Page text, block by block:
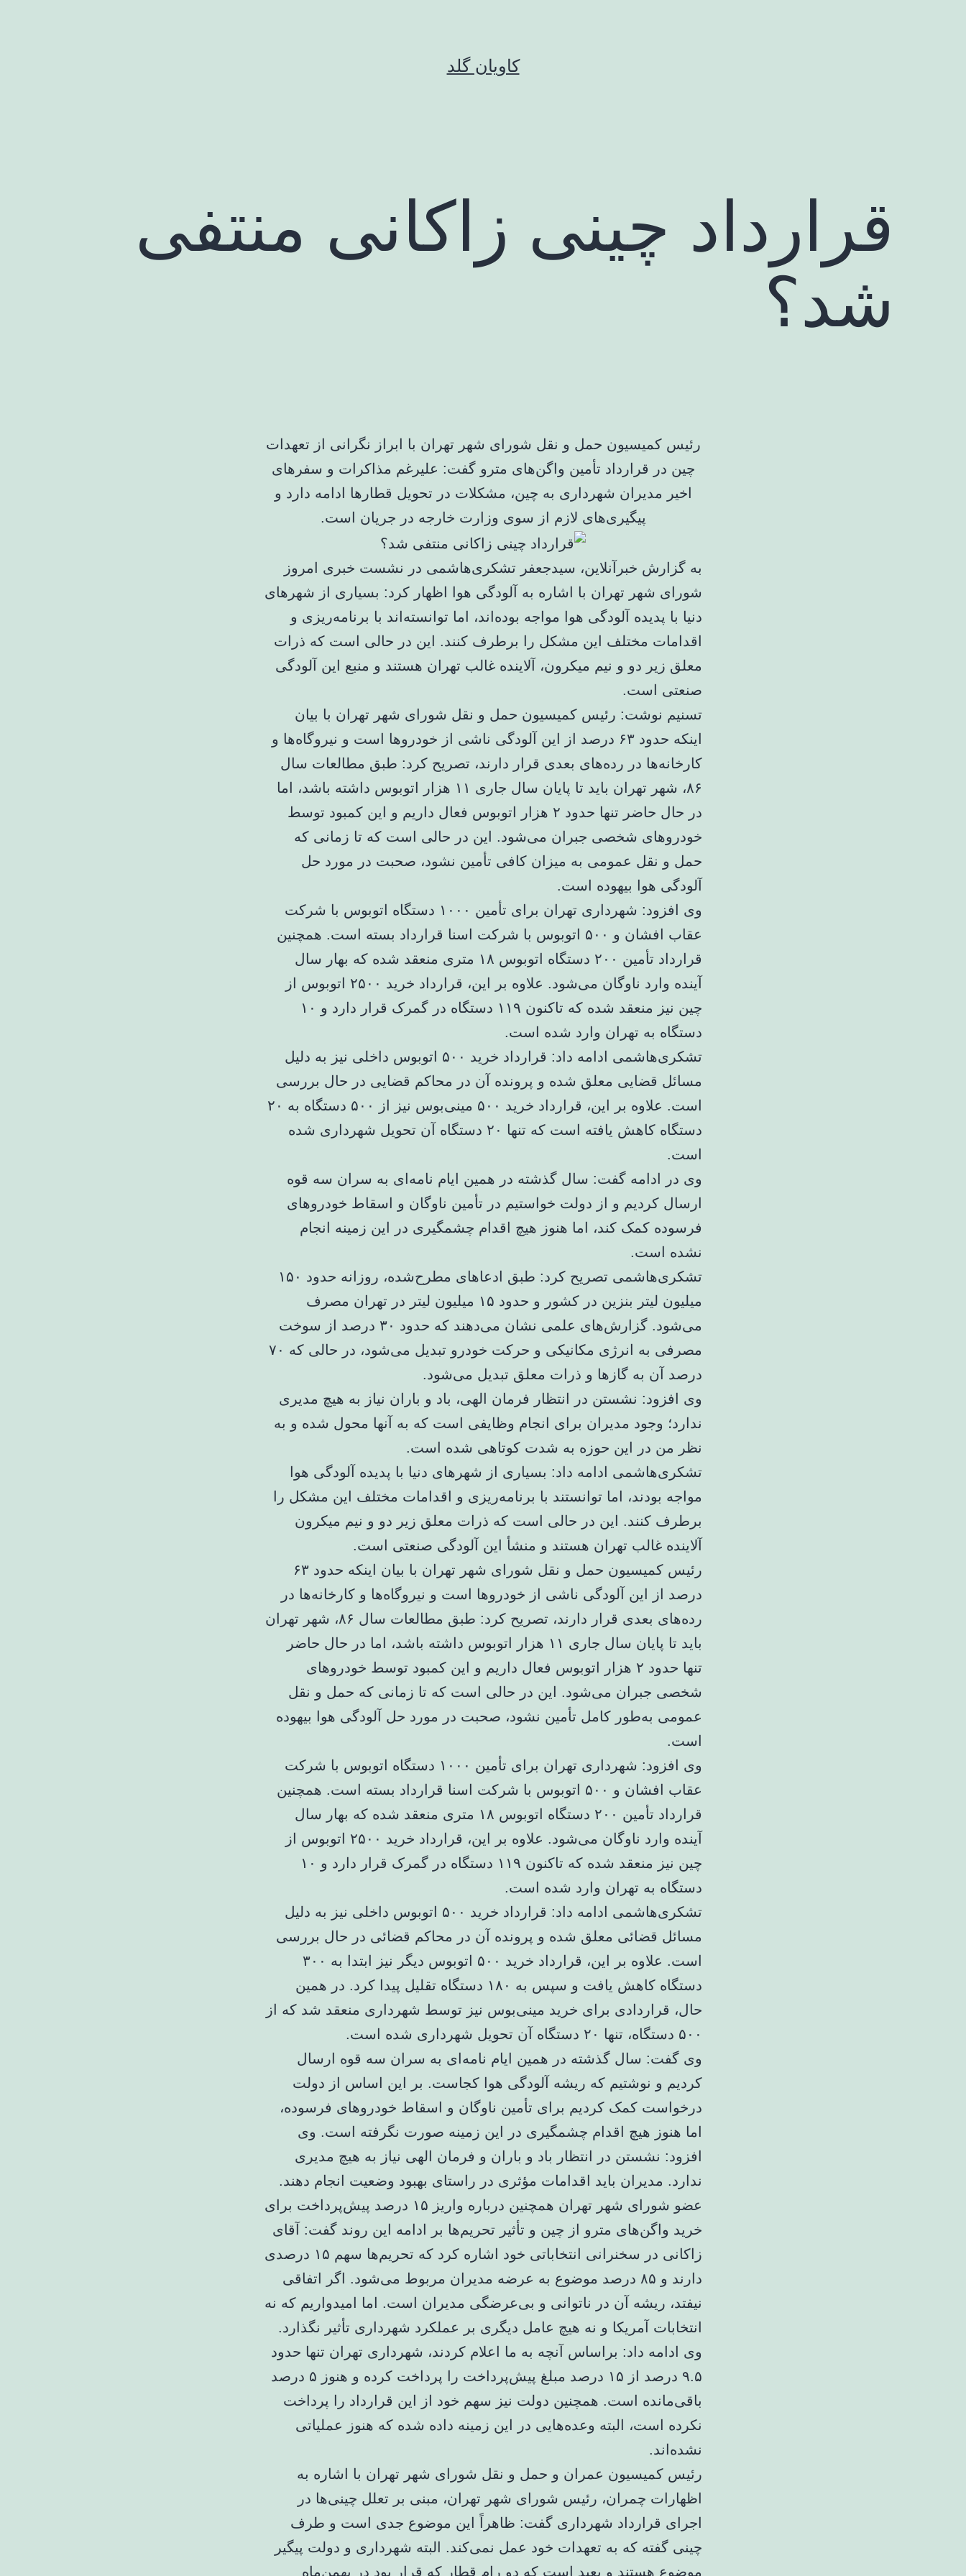
کاویان گلد
قرارداد چینی زاکانی منتفی
شد؟
رئیس کمیسیون حمل و نقل شورای شهر تهران با ابراز نگرانی از تعهدات
چین در قرارداد تأمین واگن‌های مترو گفت: علیرغم مذاکرات و سفرهای
اخیر مدیران شهرداری به چین، مشکلات در تحویل قطارها ادامه دارد و
پیگیری‌های لازم از سوی وزارت خارجه در جریان است.
به گزارش خبرآنلاین، سیدجعفر تشکری‌هاشمی در نشست خبری امروز
شورای شهر تهران با اشاره به آلودگی هوا اظهار کرد: بسیاری از شهرهای
دنیا با پدیده آلودگی هوا مواجه بوده‌اند، اما توانسته‌اند با برنامه‌ریزی و
اقدامات مختلف این مشکل را برطرف کنند. این در حالی است که ذرات
معلق زیر دو و نیم میکرون، آلاینده غالب تهران هستند و منبع این آلودگی
صنعتی است.
تسنیم نوشت: رئیس کمیسیون حمل و نقل شورای شهر تهران با بیان
اینکه حدود ۶۳ درصد از این آلودگی ناشی از خودروها است و نیروگاه‌ها و
کارخانه‌ها در رده‌های بعدی قرار دارند، تصریح کرد: طبق مطالعات سال
۸۶، شهر تهران باید تا پایان سال جاری ۱۱ هزار اتوبوس داشته باشد، اما
در حال حاضر تنها حدود ۲ هزار اتوبوس فعال داریم و این کمبود توسط
خودروهای شخصی جبران می‌شود. این در حالی است که تا زمانی که
حمل و نقل عمومی به میزان کافی تأمین نشود، صحبت در مورد حل
آلودگی هوا بیهوده است.
وی افزود: شهرداری تهران برای تأمین ۱۰۰۰ دستگاه اتوبوس با شرکت
عقاب افشان و ۵۰۰ اتوبوس با شرکت اسنا قرارداد بسته است. همچنین
قرارداد تأمین ۲۰۰ دستگاه اتوبوس ۱۸ متری منعقد شده که بهار سال
آینده وارد ناوگان می‌شود. علاوه بر این، قرارداد خرید ۲۵۰۰ اتوبوس از
چین نیز منعقد شده که تاکنون ۱۱۹ دستگاه در گمرک قرار دارد و ۱۰
دستگاه به تهران وارد شده است.
تشکری‌هاشمی ادامه داد: قرارداد خرید ۵۰۰ اتوبوس داخلی نیز به دلیل
مسائل قضایی معلق شده و پرونده آن در محاکم قضایی در حال بررسی
است. علاوه بر این، قرارداد خرید ۵۰۰ مینی‌بوس نیز از ۵۰۰ دستگاه به ۲۰
دستگاه کاهش یافته است که تنها ۲۰ دستگاه آن تحویل شهرداری شده
است.
وی در ادامه گفت: سال گذشته در همین ایام نامه‌ای به سران سه قوه
ارسال کردیم و از دولت خواستیم در تأمین ناوگان و اسقاط خودروهای
فرسوده کمک کند، اما هنوز هیچ اقدام چشمگیری در این زمینه انجام
نشده است.
تشکری‌هاشمی تصریح کرد: طبق ادعاهای مطرح‌شده، روزانه حدود ۱۵۰
میلیون لیتر بنزین در کشور و حدود ۱۵ میلیون لیتر در تهران مصرف
می‌شود. گزارش‌های علمی نشان می‌دهند که حدود ۳۰ درصد از سوخت
مصرفی به انرژی مکانیکی و حرکت خودرو تبدیل می‌شود، در حالی که ۷۰
درصد آن به گازها و ذرات معلق تبدیل می‌شود.
وی افزود: نشستن در انتظار فرمان الهی، باد و باران نیاز به هیچ مدیری
ندارد؛ وجود مدیران برای انجام وظایفی است که به آنها محول شده و به
نظر من در این حوزه به شدت کوتاهی شده است.
تشکری‌هاشمی ادامه داد: بسیاری از شهرهای دنیا با پدیده آلودگی هوا
مواجه بودند، اما توانستند با برنامه‌ریزی و اقدامات مختلف این مشکل را
برطرف کنند. این در حالی است که ذرات معلق زیر دو و نیم میکرون
آلاینده غالب تهران هستند و منشأ این آلودگی صنعتی است.
رئیس کمیسیون حمل و نقل شورای شهر تهران با بیان اینکه حدود ۶۳
درصد از این آلودگی ناشی از خودروها است و نیروگاه‌ها و کارخانه‌ها در
رده‌های بعدی قرار دارند، تصریح کرد: طبق مطالعات سال ۸۶، شهر تهران
باید تا پایان سال جاری ۱۱ هزار اتوبوس داشته باشد، اما در حال حاضر
تنها حدود ۲ هزار اتوبوس فعال داریم و این کمبود توسط خودروهای
شخصی جبران می‌شود. این در حالی است که تا زمانی که حمل و نقل
عمومی به‌طور کامل تأمین نشود، صحبت در مورد حل آلودگی هوا بیهوده
است.
وی افزود: شهرداری تهران برای تأمین ۱۰۰۰ دستگاه اتوبوس با شرکت
عقاب افشان و ۵۰۰ اتوبوس با شرکت اسنا قرارداد بسته است. همچنین
قرارداد تأمین ۲۰۰ دستگاه اتوبوس ۱۸ متری منعقد شده که بهار سال
آینده وارد ناوگان می‌شود. علاوه بر این، قرارداد خرید ۲۵۰۰ اتوبوس از
چین نیز منعقد شده که تاکنون ۱۱۹ دستگاه در گمرک قرار دارد و ۱۰
دستگاه به تهران وارد شده است.
تشکری‌هاشمی ادامه داد: قرارداد خرید ۵۰۰ اتوبوس داخلی نیز به دلیل
مسائل قضائی معلق شده و پرونده آن در محاکم قضائی در حال بررسی
است. علاوه بر این، قرارداد خرید ۵۰۰ اتوبوس دیگر نیز ابتدا به ۳۰۰
دستگاه کاهش یافت و سپس به ۱۸۰ دستگاه تقلیل پیدا کرد. در همین
حال، قراردادی برای خرید مینی‌بوس نیز توسط شهرداری منعقد شد که از
۵۰۰ دستگاه، تنها ۲۰ دستگاه آن تحویل شهرداری شده است.
وی گفت: سال گذشته در همین ایام نامه‌ای به سران سه قوه ارسال
کردیم و نوشتیم که ریشه آلودگی هوا کجاست. بر این اساس از دولت
درخواست کمک کردیم برای تأمین ناوگان و اسقاط خودروهای فرسوده،
اما هنوز هیچ اقدام چشمگیری در این زمینه صورت نگرفته است. وی
افزود: نشستن در انتظار باد و باران و فرمان الهی نیاز به هیچ مدیری
ندارد. مدیران باید اقدامات مؤثری در راستای بهبود وضعیت انجام دهند.
عضو شورای شهر تهران همچنین درباره واریز ۱۵ درصد پیش‌پرداخت برای
خرید واگن‌های مترو از چین و تأثیر تحریم‌ها بر ادامه این روند گفت: آقای
زاکانی در سخنرانی انتخاباتی خود اشاره کرد که تحریم‌ها سهم ۱۵ درصدی
دارند و ۸۵ درصد موضوع به عرضه مدیران مربوط می‌شود. اگر اتفاقی
نیفتد، ریشه آن در ناتوانی و بی‌عرضگی مدیران است. اما امیدواریم که نه
انتخابات آمریکا و نه هیچ عامل دیگری بر عملکرد شهرداری تأثیر نگذارد.
وی ادامه داد: براساس آنچه به ما اعلام کردند، شهرداری تهران تنها حدود
۹.۵ درصد از ۱۵ درصد مبلغ پیش‌پرداخت را پرداخت کرده و هنوز ۵ درصد
باقی‌مانده است. همچنین دولت نیز سهم خود از این قرارداد را پرداخت
نکرده است، البته وعده‌هایی در این زمینه داده شده که هنوز عملیاتی
نشده‌اند.
رئیس کمیسیون عمران و حمل و نقل شورای شهر تهران با اشاره به
اظهارات چمران، رئیس شورای شهر تهران، مبنی بر تعلل چینی‌ها در
اجرای قرارداد شهرداری گفت: ظاهراً این موضوع جدی است و طرف
چینی گفته که به تعهدات خود عمل نمی‌کند. البته شهرداری و دولت پیگیر
موضوع هستند و بعید است که دو رام قطار که قرار بود در بهمن‌ماه